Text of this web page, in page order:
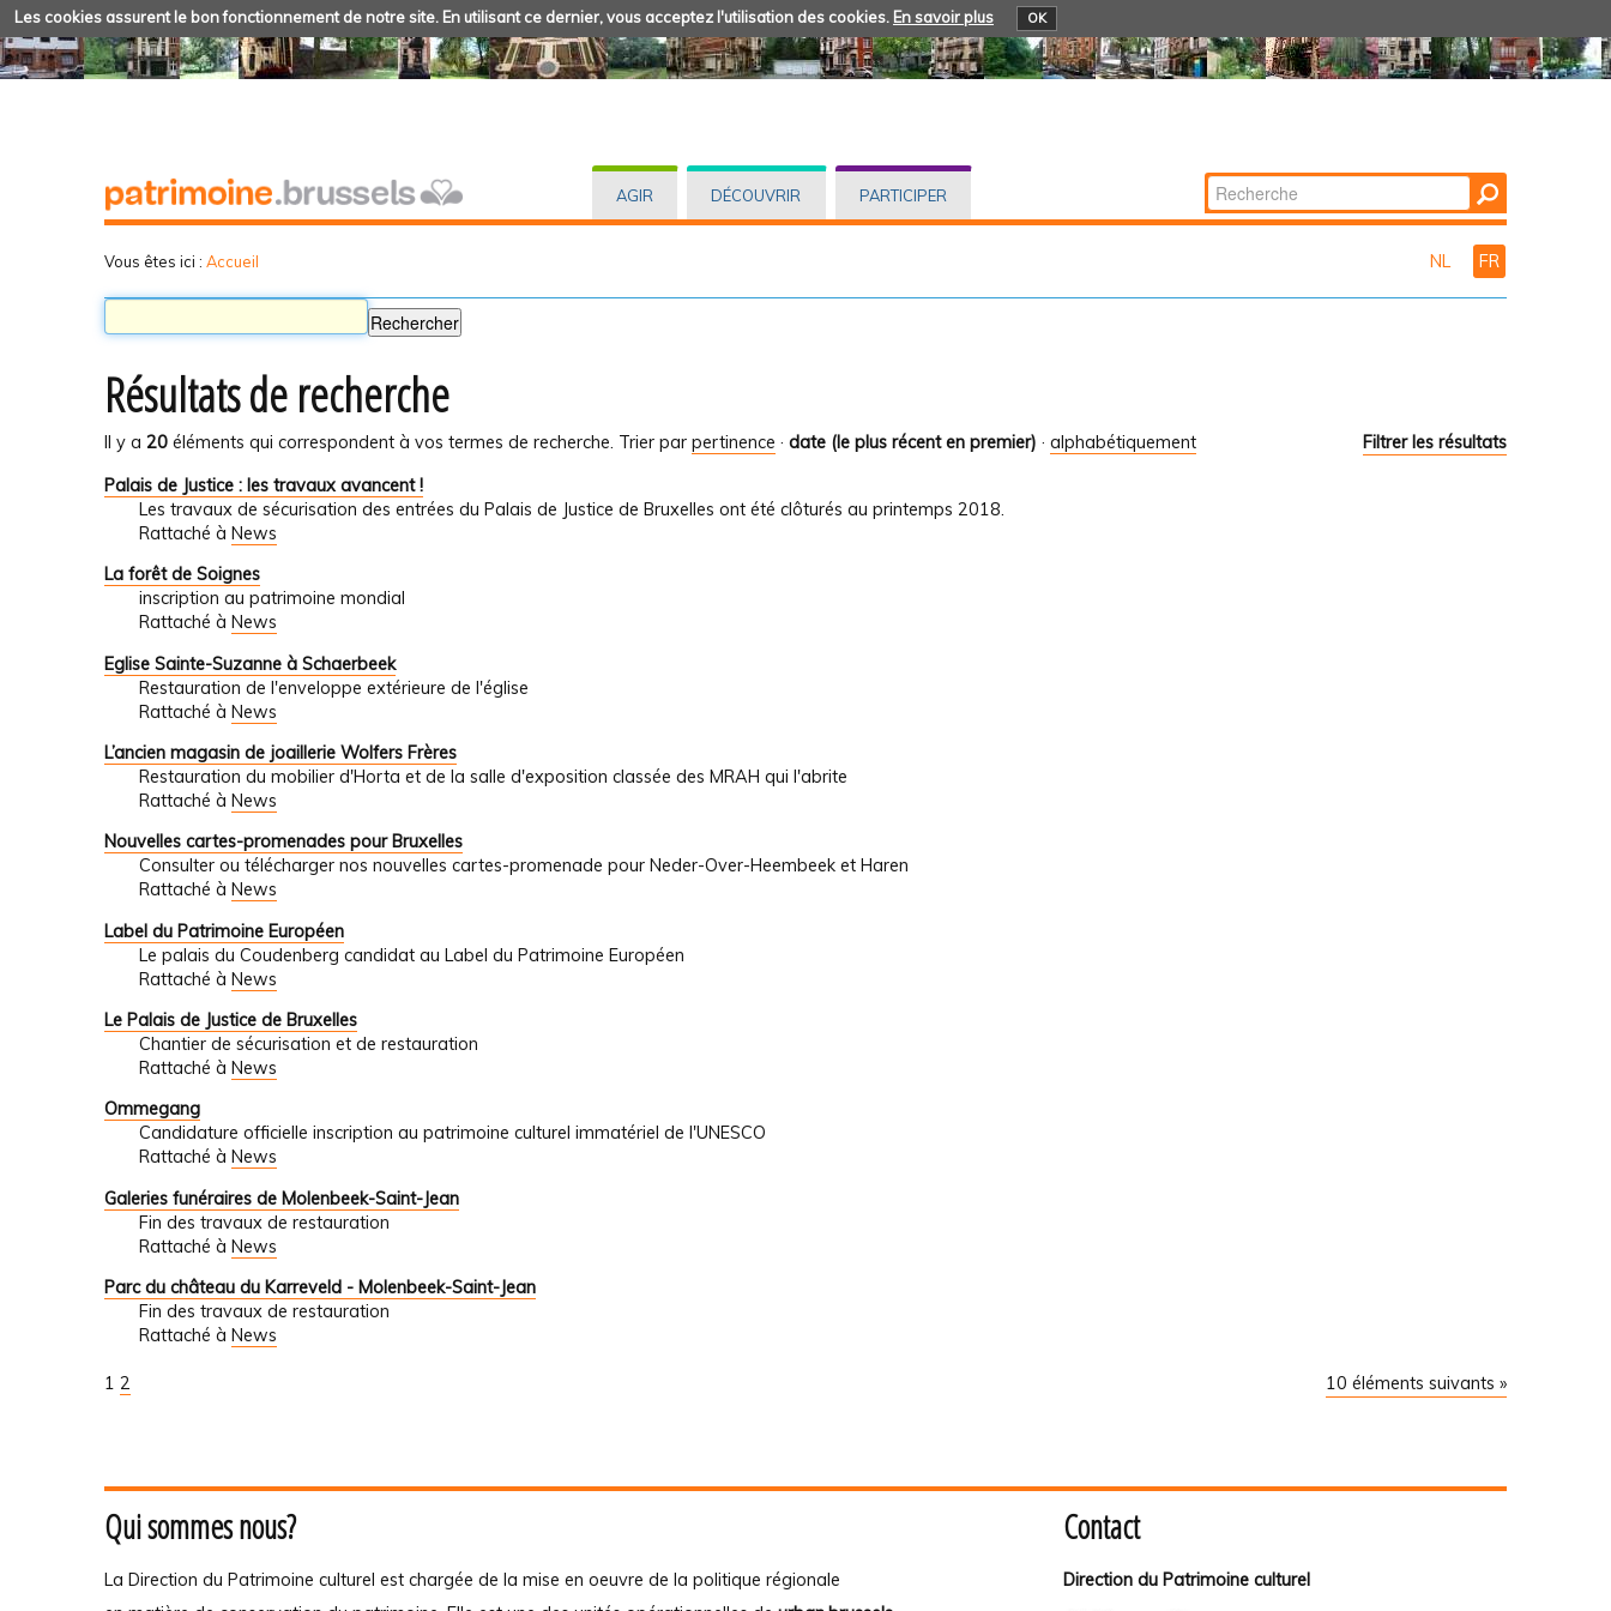
Les cookies assurent le bon fonctionnement de notre site. En utilisant ce dernier, vous acceptez l'utilisation des cookies. En savoir plus OK
AGIR DÉCOUVRIR PARTICIPER Chercher par
Recherche
Vous êtes ici : Accueil NL FR
Résultats de recherche
Il y a 20 éléments qui correspondent à vos termes de recherche. Filtrer les résultats
Trier par pertinence · date (le plus récent en premier) · alphabétiquement
Palais de Justice : les travaux avancent !
Les travaux de sécurisation des entrées du Palais de Justice de Bruxelles ont été clôturés au printemps 2018.
Rattaché à News
La forêt de Soignes
inscription au patrimoine mondial
Rattaché à News
Eglise Sainte-Suzanne à Schaerbeek
Restauration de l'enveloppe extérieure de l'église
Rattaché à News
L’ancien magasin de joaillerie Wolfers Frères
Restauration du mobilier d'Horta et de la salle d'exposition classée des MRAH qui l'abrite
Rattaché à News
Nouvelles cartes-promenades pour Bruxelles
Consulter ou télécharger nos nouvelles cartes-promenade pour Neder-Over-Heembeek et Haren
Rattaché à News
Label du Patrimoine Européen
Le palais du Coudenberg candidat au Label du Patrimoine Européen
Rattaché à News
Le Palais de Justice de Bruxelles
Chantier de sécurisation et de restauration
Rattaché à News
Ommegang
Candidature officielle inscription au patrimoine culturel immatériel de l'UNESCO
Rattaché à News
Galeries funéraires de Molenbeek-Saint-Jean
Fin des travaux de restauration
Rattaché à News
Parc du château du Karreveld - Molenbeek-Saint-Jean
Fin des travaux de restauration
Rattaché à News
10 éléments suivants »
1 2
Qui sommes nous?
La Direction du Patrimoine culturel est chargée de la mise en oeuvre de la politique régionale
Contact
Direction du Patrimoine culturel